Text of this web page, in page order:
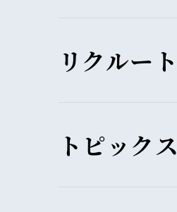
リクルート
トピックス